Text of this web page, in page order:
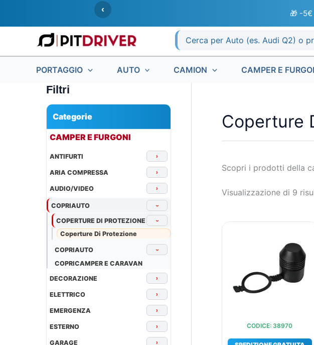
‹ 🎁 -5€
Ricerca
per:
PORTAGGIO AUTO CAMION CAMPER E
Filtri
Categorie
CAMPER E FURGONI
ANTIFURTI ›
ARIA COMPRESSA ›
AUDIO/VIDEO ›
COPRIAUTO ›
COPERTURE DI PROTEZIONE ›
Coperture Di Protezione
COPRIAUTO ›
COPRICAMPER E CARAVAN
DECORAZIONE
›
ELETTRICO ›
EMERGENZA ›
ESTERNO ›
GARAGE ›
Coperture
Scopri i prodotti della
Visualizzazione di 9
CODICE: 38970
originale
era:
€12,32.
è: